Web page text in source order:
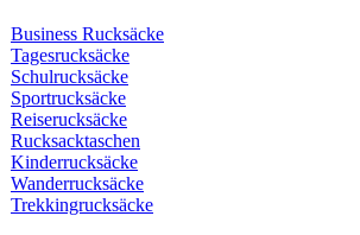
Business Rucksäcke
Tagesrucksäcke
Schulrucksäcke
Sportrucksäcke
Reiserucksäcke
Rucksacktaschen
Kinderrucksäcke
Wanderrucksäcke
Trekkingrucksäcke